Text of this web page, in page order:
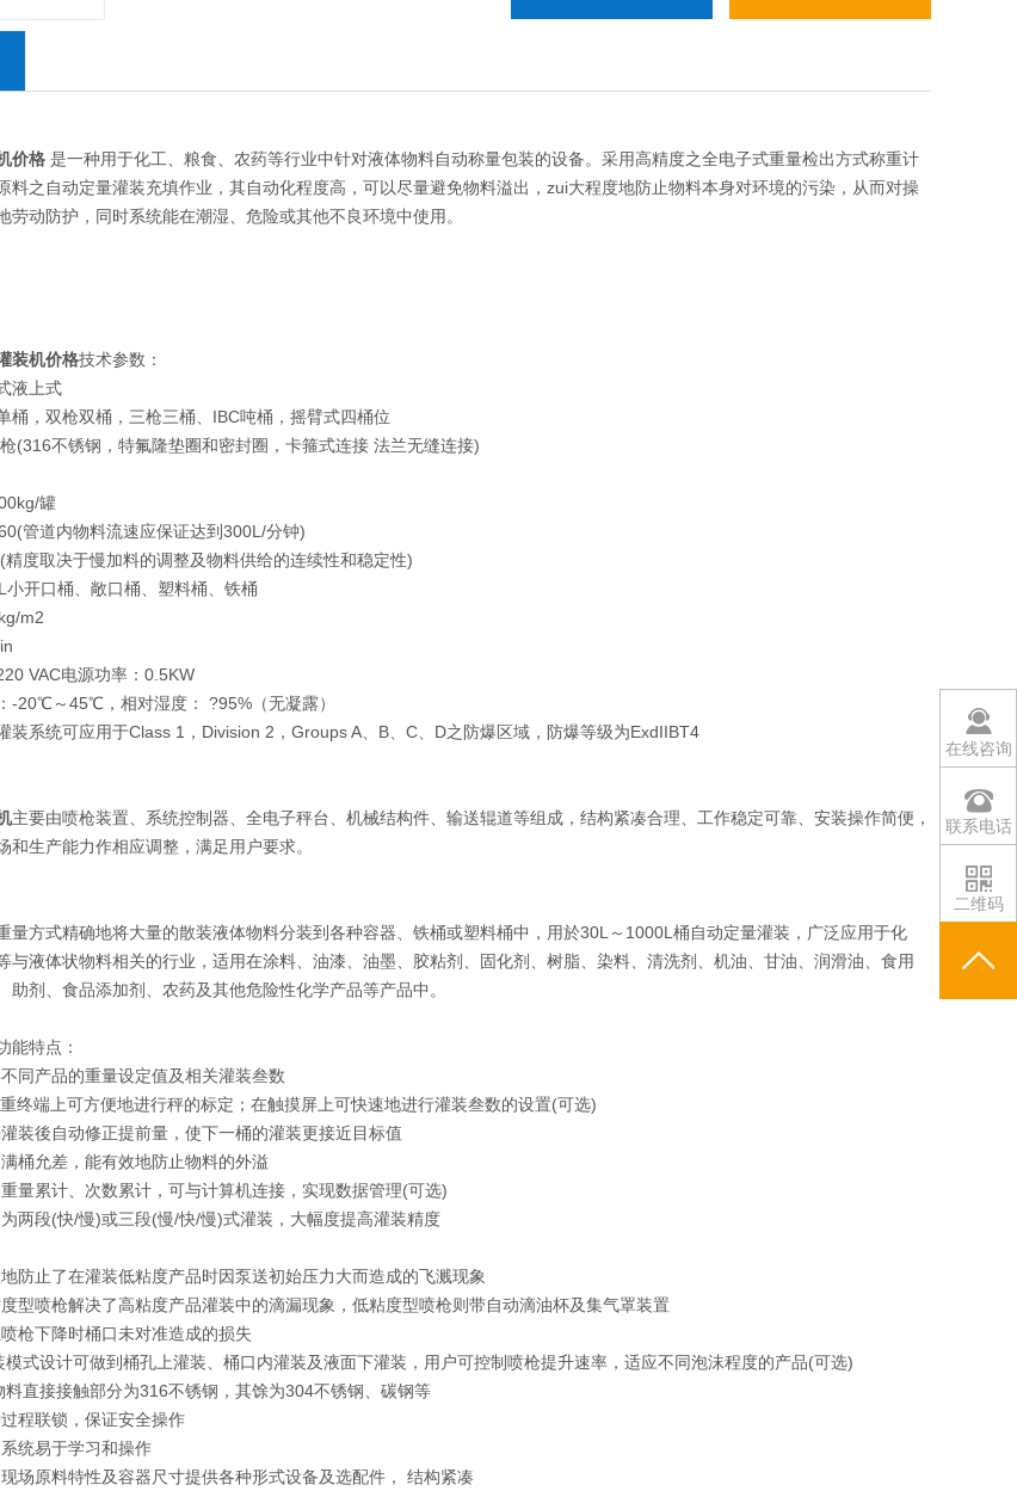
价格 是一种用于化工、粮食、农药等行业中针对液体物料自动称量包装的设备。采用高精度之全电子式重量检出方式称重计
料之自动定量灌装充填作业，其自动化程度高，可以尽量避免物料溢出，zui大程度地防止物料本身对环境的污染，从而对操
劳动防护，同时系统能在潮湿、危险或其他不良环境中使用。
装机价格技术参数：
液上式
桶，双枪双桶，三枪三桶、IBC吨桶，摇臂式四桶位
(316不锈钢，特氟隆垫圈和密封圈，卡箍式连接 法兰无缝连接)
罐
管道内物料流速应保证达到300L/分钟)
度取决于慢加料的调整及物料供给的连续性和稳定性)
小开口桶、敞口桶、塑料桶、铁桶
m2
VAC电源功率：0.5KW
-20℃～45℃，相对湿度： ?95%（无凝露）
装系统可应用于Class 1，Division 2，Groups A、B、C、D之防爆区域，防爆等级为ExdIIBT4
主要由喷枪装置、系统控制器、全电子秤台、机械结构件、输送辊道等组成，结构紧凑合理、工作稳定可靠、安装操作简便，
和生产能力作相应调整，满足用户要求。
量方式精确地将大量的散装液体物料分装到各种容器、铁桶或塑料桶中，用於30L～1000L桶自动定量灌装，广泛应用于化
与液体状物料相关的行业，适用在涂料、油漆、油墨、胶粘剂、固化剂、树脂、染料、清洗剂、机油、甘油、润滑油、食用
助剂、食品添加剂、农药及其他危险性化学产品等产品中。
能特点：
同产品的重量设定值及相关灌装叁数
终端上可方便地进行秤的标定；在触摸屏上可快速地进行灌装叁数的设置(可选)
装後自动修正提前量，使下一桶的灌装更接近目标值
桶允差，能有效地防止物料的外溢
量累计、次数累计，可与计算机连接，实现数据管理(可选)
两段(快/慢)或三段(慢/快/慢)式灌装，大幅度提高灌装精度
防止了在灌装低粘度产品时因泵送初始压力大而造成的飞溅现象
型喷枪解决了高粘度产品灌装中的滴漏现象，低粘度型喷枪则带自动滴油杯及集气罩装置
枪下降时桶口未对准造成的损失
模式设计可做到桶孔上灌装、桶口内灌装及液面下灌装，用户可控制喷枪提升速率，适应不同泡沫程度的产品(可选)
料直接接触部分为316不锈钢，其馀为304不锈钢、碳钢等
程联锁，保证安全操作
统易于学习和操作
场原料特性及容器尺寸提供各种形式设备及选配件， 结构紧凑
在线咨询
联系电话
二维码